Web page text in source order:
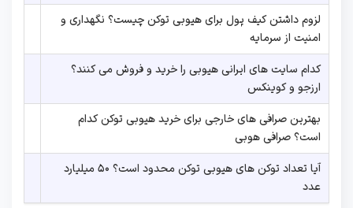
لزوم داشتن کیف پول برای هیوبی توکن چیست؟ نگهداری و
امنیت از سرمایه
کدام سایت های ایرانی هیوبی را خرید و فروش می کنند؟
ارزجو و کوینکس
بهترین صرافی های خارجی برای خرید هیوبی توکن کدام
است؟ صرافی هوبی
آیا تعداد توکن های هیوبی توکن محدود است؟ ۵۰ میلیارد
عدد